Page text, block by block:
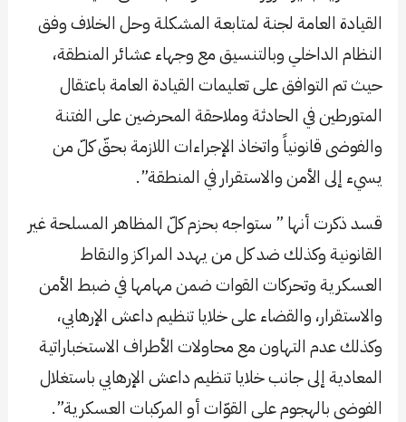
القيادة العامة لجنة لمتابعة المشكلة وحل الخلاف وفق
النظام الداخلي وبالتنسيق مع وجهاء عشائر المنطقة،
حيث تم التوافق على تعليمات القيادة العامة باعتقال
المتورطين في الحادثة وملاحقة المحرضين على الفتنة
والفوضى قانونياً واتخاذ الإجراءات اللازمة بحقّ كلّ من
يسيء إلى الأمن والاستقرار في المنطقة”.
قسد ذكرت أنها ” ستواجه بحزم كلّ المظاهر المسلحة غير
القانونية وكذلك ضد كل من يهدد المراكز والنقاط
العسكرية وتحركات القوات ضمن مهامها في ضبط الأمن
والاستقرار، والقضاء على خلايا تنظيم داعش الإرهابي،
وكذلك عدم التهاون مع محاولات الأطراف الاستخباراتية
المعادية إلى جانب خلايا تنظيم داعش الإرهابي باستغلال
الفوضى بالهجوم على القوّات أو المركبات العسكرية”.